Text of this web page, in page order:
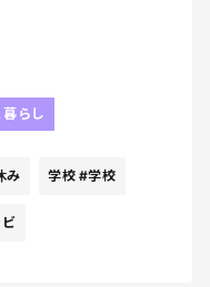
うに
らし
み 学校 #学校